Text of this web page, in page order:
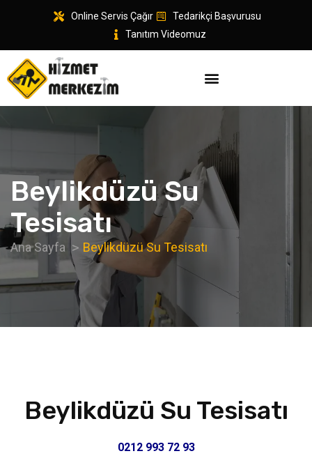
Online Servis Çağır
Tedarikçi Başvurusu
Tanıtım Videomuz
Beylikdüzü Su
Tesisatı
Ana Sayfa Beylikdüzü Su Tesisatı
Beylikdüzü Su Tesisatı
0212 993 72 93